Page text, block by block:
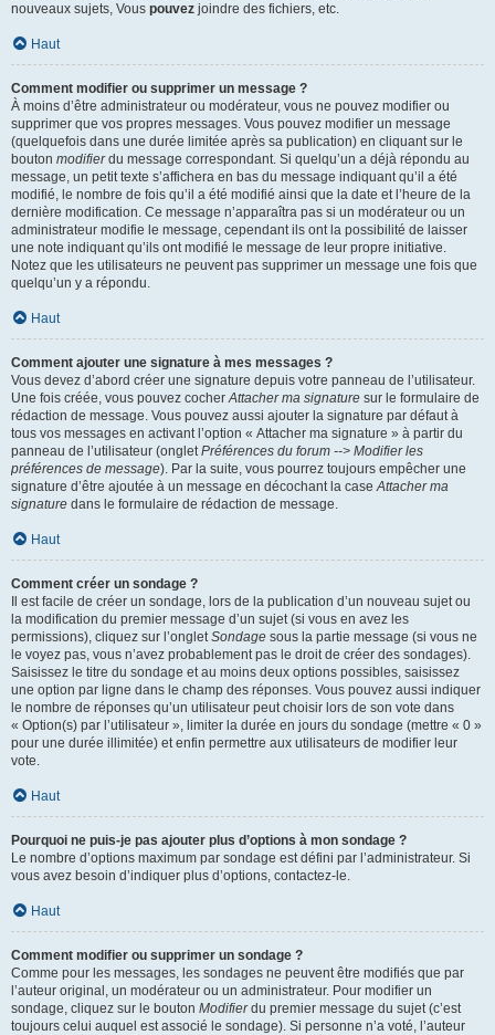
nouveaux sujets, Vous pouvez joindre des fichiers, etc.
Haut
Comment modifier ou supprimer un message ?
À moins d’être administrateur ou modérateur, vous ne pouvez modifier ou
supprimer que vos propres messages. Vous pouvez modifier un message
(quelquefois dans une durée limitée après sa publication) en cliquant sur le
bouton modifierdu message correspondant. Si quelqu’un a déjà répondu au
message, un petit texte s’affichera en bas du message indiquant qu’il a été
modifié, le nombre de fois qu’il a été modifié ainsi que la date et l’heure de la
dernière modification. Ce message n’apparaîtra pas si un modérateur ou un
administrateur modifie le message, cependant ils ont la possibilité de laisser
une note indiquant qu’ils ont modifié le message de leur propre initiative.
Notez que les utilisateurs ne peuvent pas supprimer un message une fois que
quelqu’un y a répondu.
Haut
Comment ajouter une signature à mes messages ?
Vous devez d’abord créer une signature depuis votre panneau de l’utilisateur.
Une fois créée, vous pouvez cocherAttacher ma signature sur le formulaire de
rédaction de message. Vous pouvez aussi ajouter la signature par défaut à
tous vos messages en activant l’option « Attacher ma signature » à partir du
panneau de l’utilisateur (ongletPréférences du forum --> Modifier les
préférences de message). Par la suite, vous pourrez toujours empêcher une
signature d’être ajoutée à un message en décochant la caseAttacher ma
signature dans le formulaire de rédaction de message.
Haut
Comment créer un sondage ?
Il est facile de créer un sondage, lors de la publication d’un nouveau sujet ou
la modification du premier message d’un sujet (si vous en avez les
permissions), cliquez sur l’ongletSondage sous la partie message (si vous ne
le voyez pas, vous n’avez probablement pas le droit de créer des sondages).
Saisissez le titre du sondage et au moins deux options possibles, saisissez
une option par ligne dans le champ des réponses. Vous pouvez aussi indiquer
le nombre de réponses qu’un utilisateur peut choisir lors de son vote dans
« Option(s) par l’utilisateur », limiter la durée en jours du sondage (mettre « 0 »
pour une durée illimitée) et enfin permettre aux utilisateurs de modifier leur
vote.
Haut
Pourquoi ne puis-je pas ajouter plus d’options à mon sondage ?
Le nombre d’options maximum par sondage est défini par l’administrateur. Si
vous avez besoin d’indiquer plus d’options, contactez-le.
Haut
Comment modifier ou supprimer un sondage ?
Comme pour les messages, les sondages ne peuvent être modifiés que par
l’auteur original, un modérateur ou un administrateur. Pour modifier un
sondage, cliquez sur le bouton Modifierdu premier message du sujet (c’est
toujours celui auquel est associé le sondage). Si personne n’a voté, l’auteur